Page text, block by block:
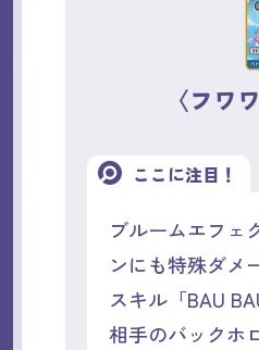
〈フワ
ここに注目！
ブルームエフェ
ンにも特殊ダメ
スキル「BAU
相手のバックホ